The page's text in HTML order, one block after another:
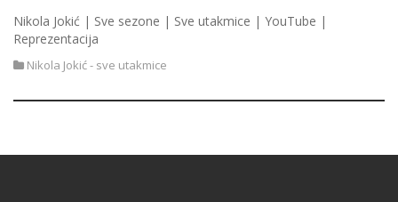
Nikola Jokić | Sve sezone | Sve utakmice | YouTube |
Reprezentacija
Nikola Jokić - sve utakmice